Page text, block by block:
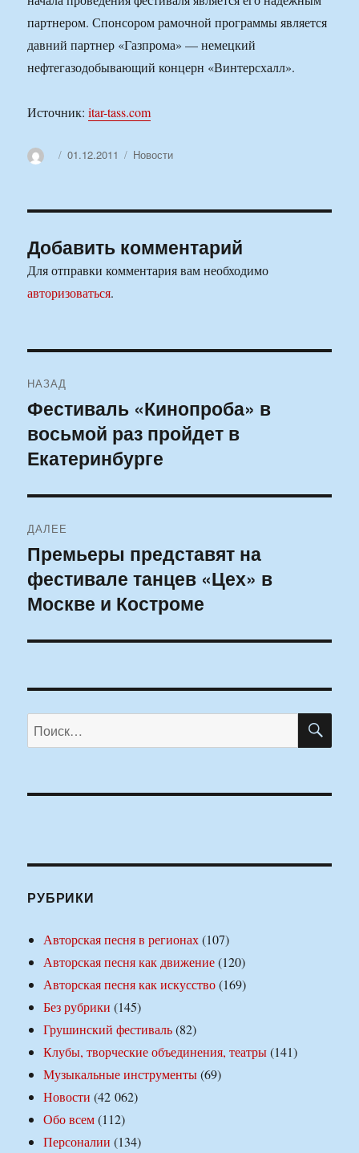
партнером. Спонсором рамочной программы является
давний партнер «Газпрома» — немецкий
нефтегазодобывающий концерн «Винтерсхалл».
Источник:itar-tass.com
АвторОпубликовано
01.12.2011 Рубрики
Новости
Добавить комментарий
Для отправки комментария вам необходимо
авторизоваться.
по
записям
НАЗАД
Предыдущая
запись:
Фестиваль «Кинопроба» в
восьмой раз пройдет в
Екатеринбурге
ДАЛЕЕ
Следующая
запись:
Премьеры представят на
фестивале танцев «Цех» в
Москве и Костроме
Искать:
РУБРИКИ
Авторская песня в регионах(107)
Авторская песня как движение(120)
Авторская песня как искусство(169)
Без рубрики (145)
Грушинский фестиваль(82)
Клубы, творческие объединения, театры(141)
Музыкальные инструменты(69)
Новости (42 062)
Обо всем(112)
Персоналии (134)